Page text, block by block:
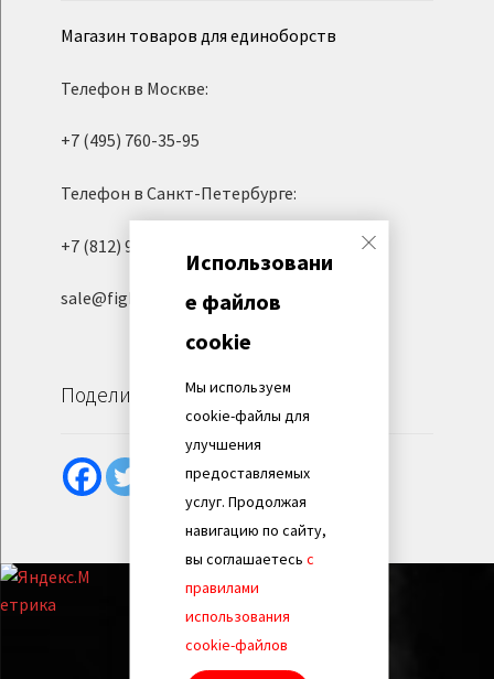
Магазин товаров для единоборств
Телефон в Москве:
+7 (495) 760-35-95
Телефон в Санкт-Петербурге:
+7 (812) 945-06-95
sale@fight-evolution.ru
Поделиться
Использовани
е файлов
cookie
Мы используем
cookie-файлы для
улучшения
предоставляемых
услуг. Продолжая
навигацию по сайту,
вы соглашаетесь с
правилами
использования
cookie-файлов